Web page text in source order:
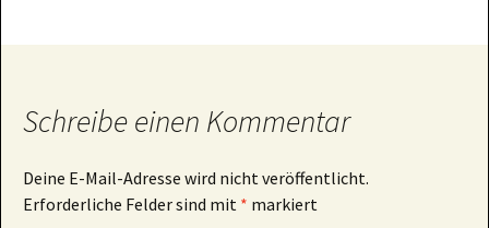
Schreibe einen Kommentar
Deine E-Mail-Adresse wird nicht veröffentlicht.
Erforderliche Felder sind mit * markiert